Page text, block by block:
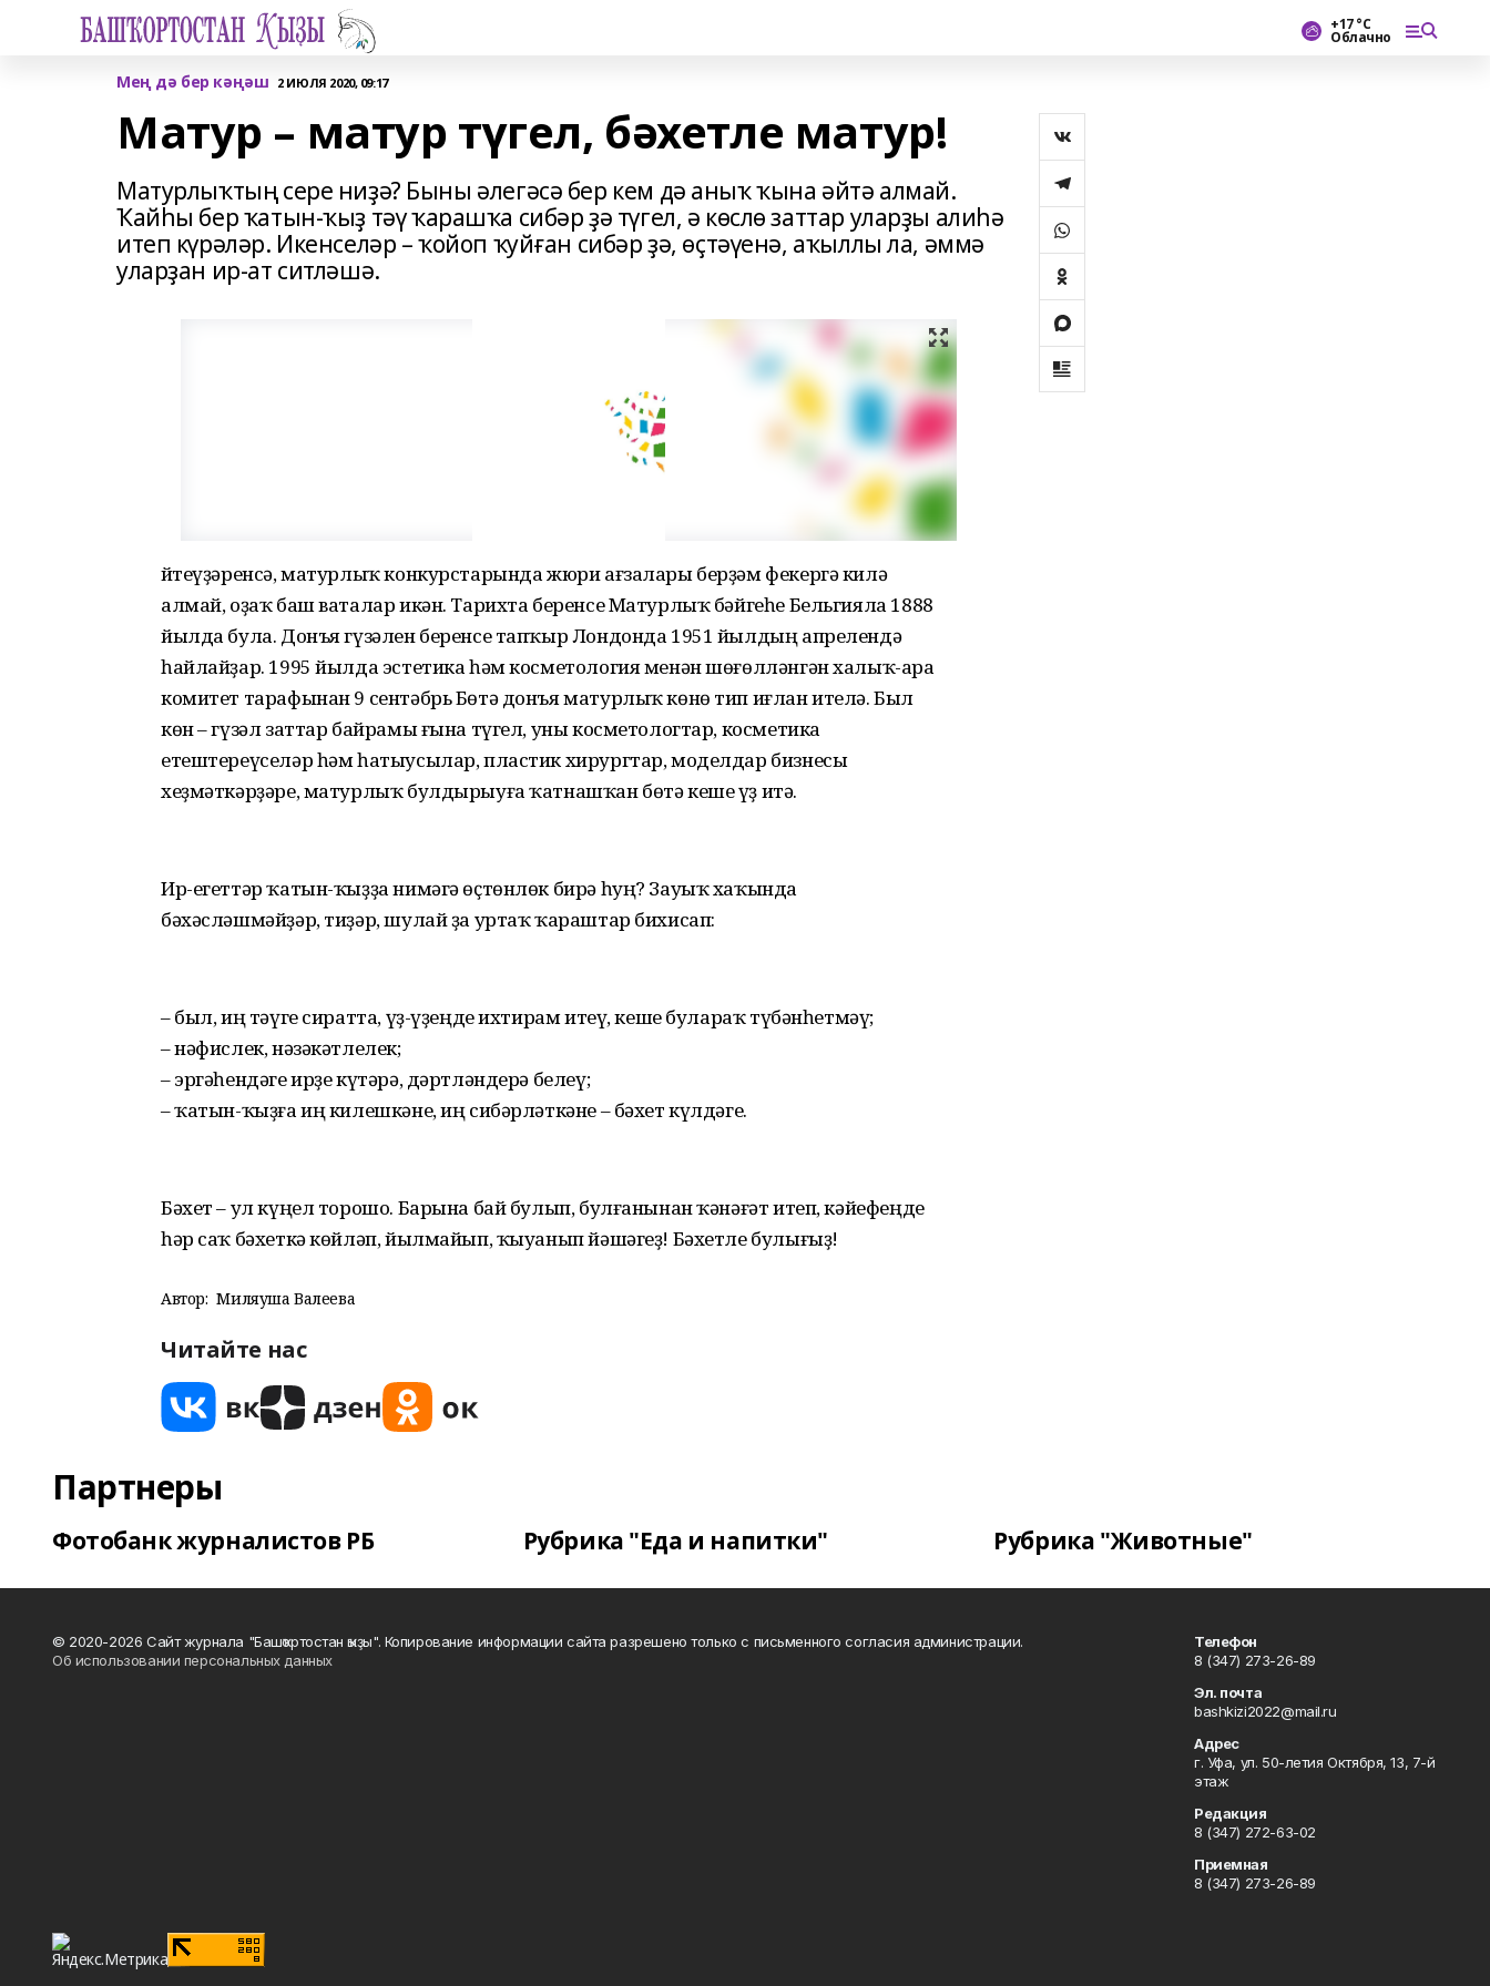
+17 °С
Облачно
Мең дә бер кәңәш 2 ИЮЛЯ 2020, 09:17
Матур – матур түгел, бәхетле матур!
Матурлыҡтың сере ниҙә? Быны әлегәсә бер кем дә аныҡ ҡына әйтә алмай.
Ҡайһы бер ҡатын-ҡыҙ тәү ҡарашҡа сибәр ҙә түгел, ә көслө заттар уларҙы алиһә
итеп күрәләр. Икенселәр – ҡойоп ҡуйған сибәр ҙә, өҫтәүенә, аҡыллы ла, әммә
уларҙан ир-ат ситләшә.
Әйтеүҙәренсә, матурлыҡ конкурстарында жюри ағзалары берҙәм фекергә килә
алмай, оҙаҡ баш ваталар икән. Тарихта беренсе Матурлыҡ бәйгеһе Бельгияла 1888
йылда була. Донъя гүзәлен беренсе тапҡыр Лондонда 1951 йылдың апрелендә
һайлайҙар. 1995 йылда эстетика һәм косметология менән шөғөлләнгән халыҡ-ара
комитет тарафынан 9 сентәбрь Бөтә донъя матурлыҡ көнө тип иғлан ителә. Был
көн – гүзәл заттар байрамы ғына түгел, уны косметологтар, косметика
етештереүселәр һәм һатыусылар, пластик хирургтар, моделдар бизнесы
хеҙмәткәрҙәре, матурлыҡ булдырыуға ҡатнашҡан бөтә кеше үҙ итә.
Ир-егеттәр ҡатын-ҡыҙҙа нимәгә өҫтөнлөк бирә һуң? Зауыҡ хаҡында
бәхәсләшмәйҙәр, тиҙәр, шулай ҙа уртаҡ ҡараштар бихисап:
– был, иң тәүге сиратта, үҙ-үҙеңде ихтирам итеү, кеше булараҡ түбәнһетмәү;
– нәфислек, нәзәкәтлелек;
– эргәһендәге ирҙе күтәрә, дәртләндерә белеү;
– ҡатын-ҡыҙға иң килешкәне, иң сибәрләткәне – бәхет күлдәге.
Бәхет – ул күңел торошо. Барына бай булып, булғанынан ҡәнәғәт итеп, кәйефеңде
һәр саҡ бәхеткә көйләп, йылмайып, ҡыуанып йәшәгеҙ! Бәхетле булығыҙ!
Автор: Миляуша Валеева
Читайте нас
Партнеры
Фотобанк журналистов РБ Рубрика "Еда и напитки" Рубрика "Животные"
© 2020-2026 Сайт журнала "Башҡортостан ҡыҙы". Копирование информации сайта разрешено только с письменного согласия администрации.
Об использовании персональных данных
Телефон
8 (347) 273-26-89
Эл. почта
bashkizi2022@mail.ru
Адрес
г. Уфа, ул. 50-летия Октября, 13, 7-й
этаж
Редакция
8 (347) 272-63-02
Приемная
8 (347) 273-26-89